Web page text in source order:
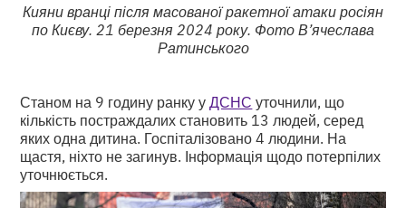
Кияни вранці після масованої ракетної атаки росіян
по Києву. 21 березня 2024 року. Фото В’ячеслава
Ратинського
Станом на 9 годину ранку уДСНС уточнили, що
кількість постраждалих становить 13 людей, серед
яких одна дитина. Госпіталізовано 4 людини. На
щастя, ніхто не загинув. Інформація щодо потерпілих
уточнюється.